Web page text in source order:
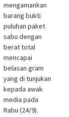
mengamankan
barang bukti
puluhan paket
sabu dengan
berat total
mencapai
belasan gram
yang di tunjukan
kepada awak
media pada
Rabu (24/9).